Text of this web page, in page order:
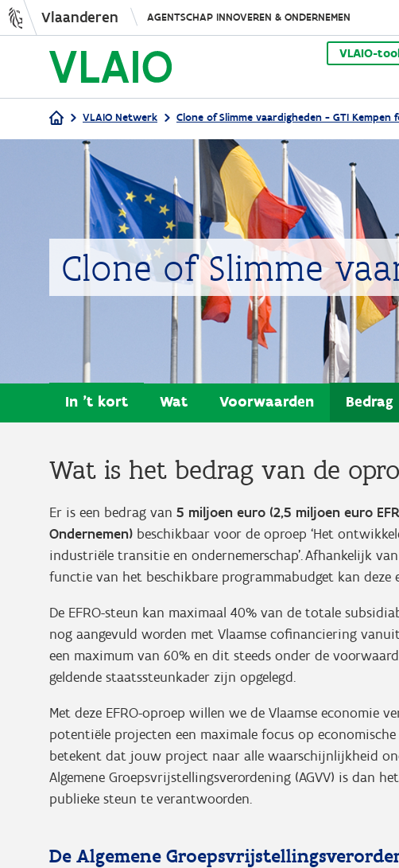
Vlaanderen AGENTSCHAP INNOVEREN & ONDERNEMEN
VLAIO-
Kruimelpad
VLAIO Netwerk Clone of Slimme vaardigheden - GTI Kempen
Clone of Slimme
In 't kort Wat Voorwaarden Bedrag
Wat is het bedrag van de
Er is een bedrag van 5 miljoen euro (2,5 miljoen euro
Ondernemen) beschikbaar voor de oproep ‘Het
industriële transitie en ondernemerschap’. Afhankelijk
functie van het beschikbare programmabudget kan deze
De EFRO-steun kan maximaal 40% van de totale
nog aangevuld worden met Vlaamse cofinanciering
een maximum van 60% en dit steeds onder de
geldende staatssteunkader zijn opgelegd.
Met deze EFRO-oproep willen we de Vlaamse economie
potentiële projecten een maximale focus op
betekent dat jouw project naar alle waarschijnlijkheid
Algemene Groepsvrijstellingsverordening (AGVV) is dan
publieke steun te verantwoorden.
De Algemene